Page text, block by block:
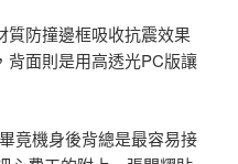
質防撞邊框吸收抗震效果
背面則是用高透光PC版讓
竟機身後背總是最容易接